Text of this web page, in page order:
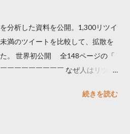
分析した資料を公開。1,300リツイ
満のツイートを比較して、拡散を
。 世界初公開 全148ページの「
￣￣￣￣￣￣￣￣ なぜ人はリツイ
は1300リツイート ー 人は16の熱量
続きを読む